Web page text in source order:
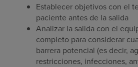
Establecer objetivos con el
paciente antes de la salida
Analizar la salida con el
completo para considerar
barrera potencial (es decir,
restricciones, infecciones,